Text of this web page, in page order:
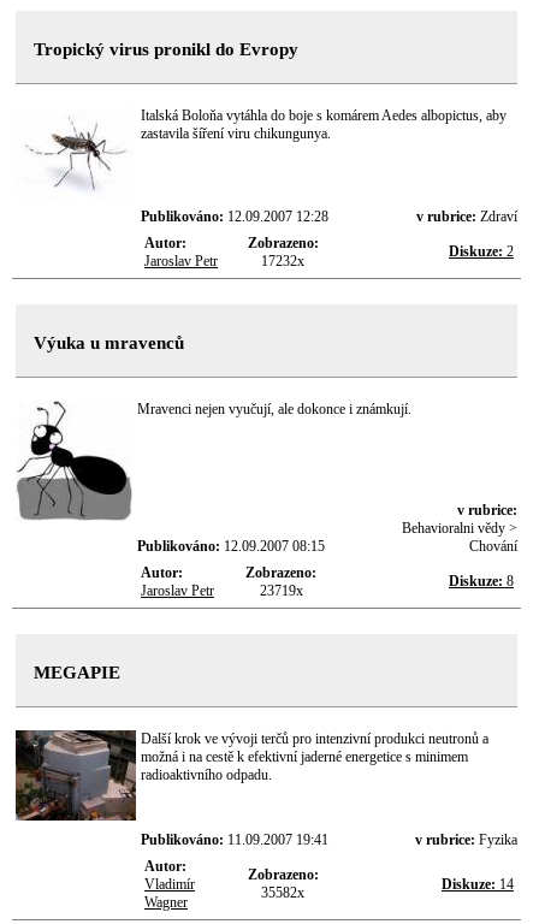
Tropický virus pronikl do Evropy
Italská Boloňa vytáhla do boje s komárem Aedes albopictus, aby
zastavila šíření viru chikungunya.
Publikováno: 12.09.2007 12:28 v rubrice: Zdraví
Autor:
Jaroslav Petr
Zobrazeno:
17232x
Diskuze: 2
Výuka u mravenců
Mravenci nejen vyučují, ale dokonce i známkují.
Publikováno: 12.09.2007 08:15
v rubrice:
Behavioralni vědy >
Chování
Autor:
Jaroslav Petr
Zobrazeno:
23719x
Diskuze: 8
MEGAPIE
Další krok ve vývoji terčů pro intenzivní produkci neutronů a
možná i na cestě k efektivní jaderné energetice s minimem
radioaktivního odpadu.
Publikováno: 11.09.2007 19:41 v rubrice: Fyzika
Autor:
Vladimír
Wagner
Zobrazeno:
35582x
Diskuze: 14